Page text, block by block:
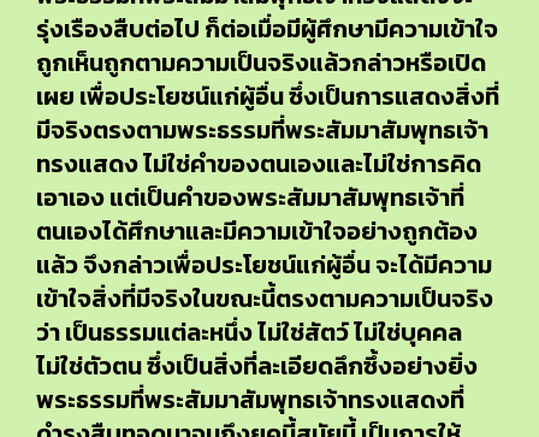
รุ่งเรืองสืบต่อไป ก็ต่อเมื่อมีผู้ศึกษามีความเข้าใจ
ถูกเห็นถูกตามความเป็นจริงแล้วกล่าวหรือเปิด
เผย เพื่อประโยชน์แก่ผู้อื่น ซึ่งเป็นการแสดงสิ่งที่
มีจริงตรงตามพระธรรมที่พระสัมมาสัมพุทธเจ้า
ทรงแสดง ไม่ใช่คำของตนเองและไม่ใช่การคิด
เอาเอง แต่เป็นคำของพระสัมมาสัมพุทธเจ้าที่
ตนเองได้ศึกษาและมีความเข้าใจอย่างถูกต้อง
แล้ว จึงกล่าวเพื่อประโยชน์แก่ผู้อื่น จะได้มีความ
เข้าใจสิ่งที่มีจริงในขณะนี้ตรงตามความเป็นจริง
ว่า เป็นธรรมแต่ละหนึ่ง ไม่ใช่สัตว์ ไม่ใช่บุคคล
ไม่ใช่ตัวตน ซึ่งเป็นสิ่งที่ละเอียดลึกซึ้งอย่างยิ่ง
พระธรรมที่พระสัมมาสัมพุทธเจ้าทรงแสดงที่